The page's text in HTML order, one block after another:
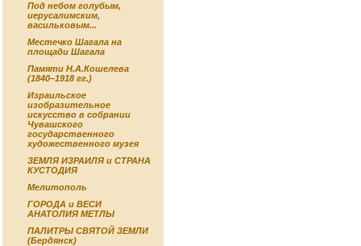
Под небом голубым,
иерусалимским,
васильковым...
Местечко Шагала на
площади Шагала
Памяти Н.А.Кошелева
(1840–1918 гг.)
Израильское
изобразительное
искусство в собрании
Чувашского
государственного
художественного музея
ЗЕМЛЯ ИЗРАИЛЯ и СТРАНА
КУСТОДИЯ
Мелитополь
ГОРОДА и ВЕСИ
АНАТОЛИЯ МЕТЛЫ
ПАЛИТРЫ СВЯТОЙ ЗЕМЛИ
(Бердянск)